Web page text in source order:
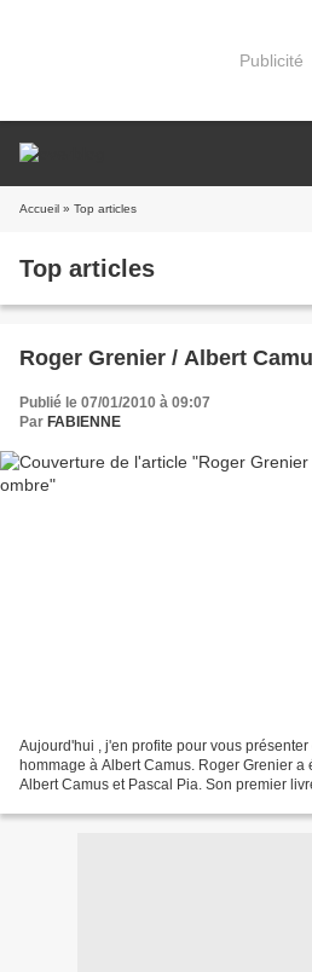
Publicité
Accueil » Top articles
Top articles
Roger Grenier / Albert
Publié le 07/01/2010 à 09:07
Par FABIENNE
Aujourd'hui , j'en profite pour vous
hommage à Albert Camus. Roger Grenier
Albert Camus et Pascal Pia. Son premier